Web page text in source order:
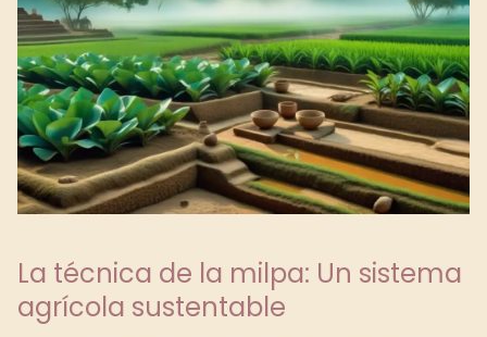
La técnica de la milpa: Un sistema
agrícola sustentable